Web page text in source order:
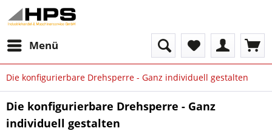
Menü
Die konfigurierbare Drehsperre - Ganz individuell gestalten
Die konfigurierbare Drehsperre - Ganz
individuell gestalten